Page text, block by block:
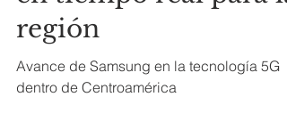
mejores conexiones
en tiempo real para la
región